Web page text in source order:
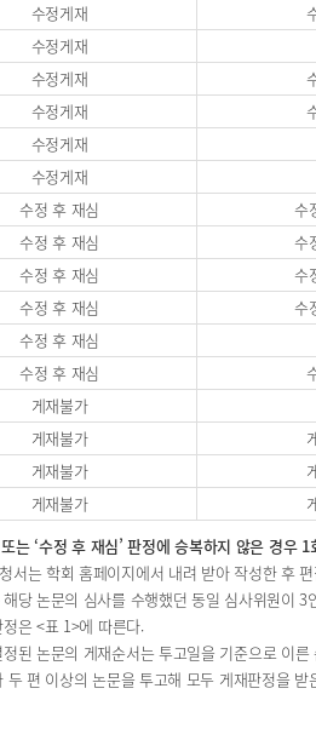
수정게재
수정게재
수정게재
수정게재
수정게재
수정게재
수정 후 재심
수
수정 후 재심 수
수정 후 재심
수
수정 후 재심
수
수정 후 재심
수정 후 재심
게재불가
게재불가
게재불가
게재불가
또는 ‘수정 후 재심’ 판정에 승복하지 않은 경
서는 학회 홈페이지에서 내려 받아 작성한 후
당 논문의 심사를 수행했던 동일 심사위원이 3
은 <표 1>에 따른다.
된 논문의 게재순서는 투고일을 기준으로 이
두 편 이상의 논문을 투고해 모두 게재판정을